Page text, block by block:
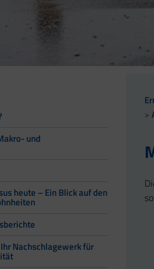
und
heute – Ein Blick auf den
Nachschlagewerk für